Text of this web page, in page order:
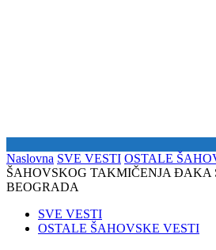
Naslovna SVE VESTI OSTALE
ŠAHOVSKOG TAKMIČENJA ĐAKA
BEOGRADA
SVE VESTI
OSTALE ŠAHOVSKE VESTI